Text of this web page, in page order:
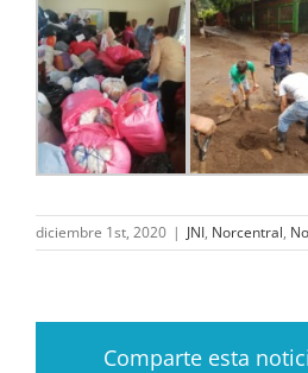
diciembre 1st, 2020 | JNI, Norcentral,
Comparte esta